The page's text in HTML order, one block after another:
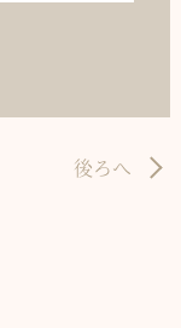
後ろへ